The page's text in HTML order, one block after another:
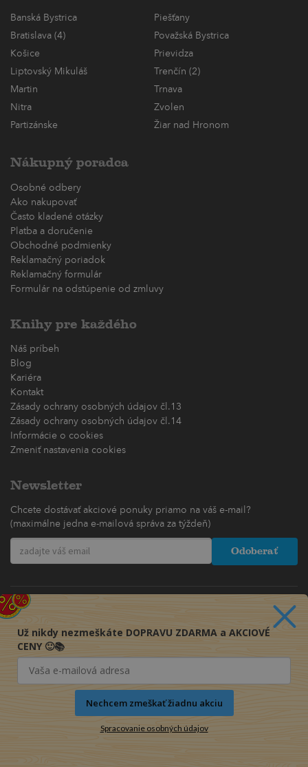
Banská Bystrica
Piešťany
Bratislava (4)
Považská Bystrica
Košice
Prievidza
Liptovský Mikuláš
Trenčín (2)
Martin
Trnava
Nitra
Zvolen
Partizánske
Žiar nad Hronom
Nákupný poradca
Osobné odbery
Ako nakupovať
Často kladené otázky
Platba a doručenie
Obchodné podmienky
Reklamačný poriadok
Reklamačný formulár
Formulár na odstúpenie od zmluvy
Knihy pre každého
Náš príbeh
Blog
Kariéra
Kontakt
Zásady ochrany osobných údajov čl.13
Zásady ochrany osobných údajov čl.14
Informácie o cookies
Zmeniť nastavenia cookies
Newsletter
Chcete dostávať akciové ponuky priamo na váš e-mail?
(maximálne jedna e-mailová správa za týždeň)
Odoberať
Už nikdy nezmeškáte DOPRAVU ZDARMA a AKCIOVÉ
CENY 🙂📚
Nechcem zmeškať žiadnu akciu
Spracovanie osobných údajov